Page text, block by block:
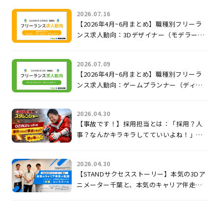
2026.07.16
【2026年4月~6月まとめ】職種別フリーラ
ンス求人動向：3Dデザイナー（モデラー・
2026.07.09
【2026年4月~6月まとめ】職種別フリーラ
ンス求人動向：ゲームプランナー（ディレ
2026.04.30
【事故です！】採用担当とは：「採用？人
事？なんかキラキラしてていいよね！」じ
2026.04.30
【STANDサクセスストーリー】本気の3Dア
ニメーター千葉と、本気のキャリア伴走の